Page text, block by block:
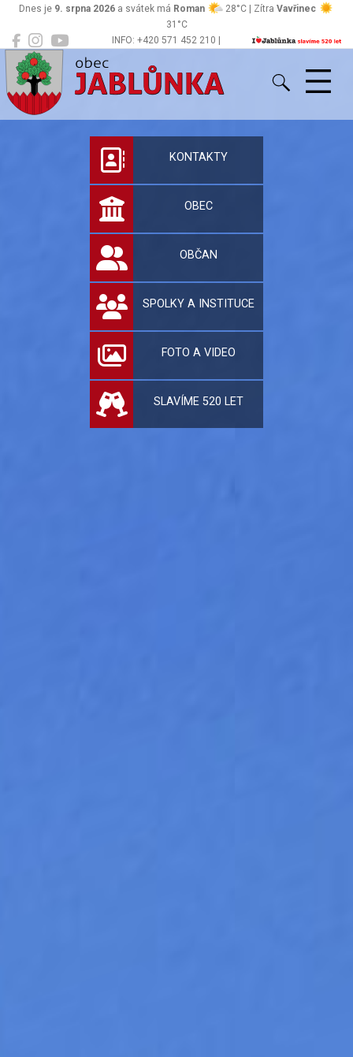
INFO: +420 571 452 210 |
Dnes je 9. srpna 2026 a svátek má Roman 28°C | Zítra Vavřinec
31°C
Jablůnka
Oficiální stránky
KONTAKTY
OBEC
OBČAN
SPOLKY A INSTITUCE
FOTO A VIDEO
SLAVÍME 520 LET